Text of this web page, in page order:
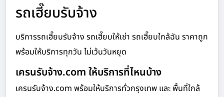
รถเฮี๊ยบรับจ้าง
บริการรถเฮี๊ยบรับจ้าง รถเฮี๊ยบให้เช่า รถเฮี๊ยบใกล้ฉัน ราคาถูก
พร้อมให้บริการทุกวัน ไม่เว้นวันหยุด
เครนรับจ้าง.com ให้บริการที่ไหนบ้าง
เครนรับจ้าง.com พร้อมให้บริการทั่วกรุงเทพ และ พื้นที่ใกล้